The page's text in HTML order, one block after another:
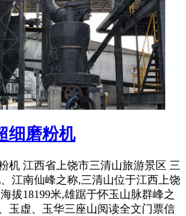
细磨粉机
机 江西省上饶市三清山旅游景区 三
江南仙峰之称,三清山位于江西上饶
拔18199米,雄踞于怀玉山脉群峰之
玉虚、玉华三座山阅读全文门票信